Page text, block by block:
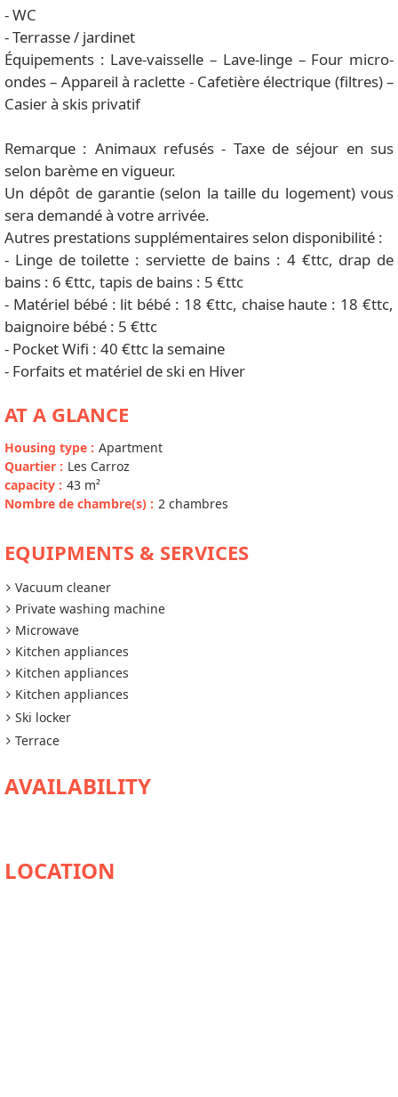
- WC
- Terrasse / jardinet
Équipements : Lave-vaisselle – Lave-linge – Four micro-
ondes – Appareil à raclette - Cafetière électrique (filtres) –
Casier à skis privatif
Remarque : Animaux refusés - Taxe de séjour en sus
selon barème en vigueur.
Un dépôt de garantie (selon la taille du logement) vous
sera demandé à votre arrivée.
Autres prestations supplémentaires selon disponibilité :
- Linge de toilette : serviette de bains : 4 €ttc, drap de
bains : 6 €ttc, tapis de bains : 5 €ttc
- Matériel bébé : lit bébé : 18 €ttc, chaise haute : 18 €ttc,
baignoire bébé : 5 €ttc
- Pocket Wifi : 40 €ttc la semaine
- Forfaits et matériel de ski en Hiver
AT A GLANCE
Housing type : Apartment
Quartier : Les Carroz
capacity : 43 m²
Nombre de chambre(s) : 2 chambres
EQUIPMENTS & SERVICES
Vacuum cleaner
Private washing machine
Microwave
Kitchen appliances
Kitchen appliances
Kitchen appliances
Ski locker
Terrace
AVAILABILITY